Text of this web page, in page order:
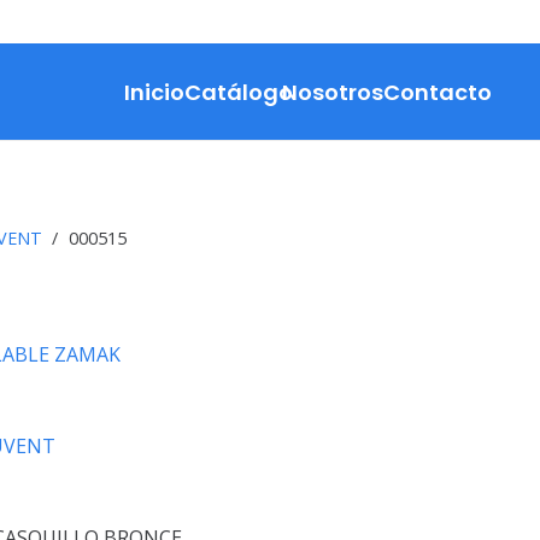
InicioCatálogoNosotrosContacto
/ 000515
ZAMAK